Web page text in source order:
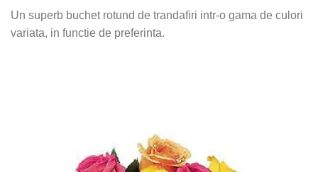
Un superb buchet rotund de trandafiri intr-o gama de culori
variata, in functie de preferinta.